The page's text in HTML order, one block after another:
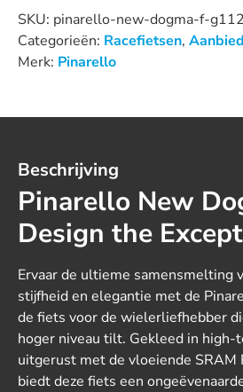
SKU: pinarello-new-dogma-f-
Categorieën: Racefietsen,
Merk: Pinarello
Beschrijving
Pinarello New
Design the
Ervaar de ultieme samensmelting
stijfheid en elegantie met de
de fiets voor de wielerliefhebber
hoger niveau tilt. Gekleed in high-
uitgerust met de vloeiende SRAM
biedt deze fiets een